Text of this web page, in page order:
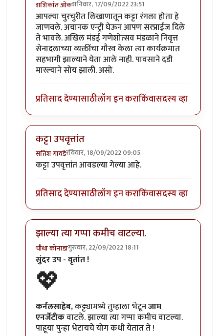
शशिकांत ओकशनिवार, 17/09/2022 23:51
In reply toवेगळाच अनुभव....byकर्नलतपस्वी
आपल्या चुरचुरीत लिखाणातून कट्टा रंगला होता हे
जाणवले. अचानक एन्ट्री घेऊन आपण सरप्राईज दिले
ते भावले. अखिल मंडई गणेशोत्सव मंडळाने निवृत्त
सेनादलाच्या व्यक्तींचा गौरव केला त्या कार्यक्रमात
सहभागी झाल्याने येता आले नाही. पावसाने दडी
मारल्याने सोय झाली. असो.
प्रतिसाद देण्यासाठीलॉग इन कराकिंवासदस्य व्हा
कट्टा उपवृत्तांत
सतिश गावडेरविवार, 18/09/2022 09:05
In reply toवेगळाच अनुभव....byकर्नलतपस्वी
कट्टा उपवृत्तांत आवडल्या गेल्या आहे.
प्रतिसाद देण्यासाठीलॉग इन कराकिंवासदस्य व्हा
झाल्या त्या गप्पा कमीच वाटल्या.
चौथा कोनाडागुरुवार, 22/09/2022 18:11
In reply toवेगळाच अनुभव....
सुंदर उप - वृतांत !
💖
कर्नलसाहेब,कट्ट्यामध्ये तुम्हाला भेटूनजाम
एनर्जेटीकवाटले. झाल्या त्या गप्पा कमीच वाटल्या.
पाहूया पुन्हा भेटायचे योग कधी येतात ते !